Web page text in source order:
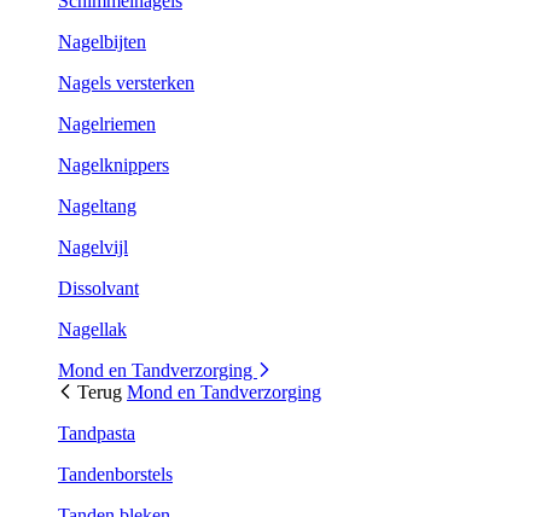
Nagelbijten
Nagels versterken
Nagelriemen
Nagelknippers
Nageltang
Nagelvijl
Dissolvant
Nagellak
Mond en Tandverzorging
Terug Mond en Tandverzorging
Tandpasta
Tandenborstels